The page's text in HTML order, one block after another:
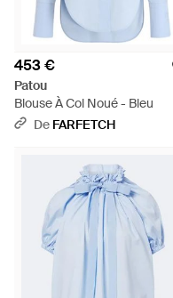
453 €
Patou
Blouse À Col Noué - Bleu
De FARFETCH